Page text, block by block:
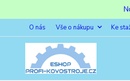
O nás Vše o nákupu Ke